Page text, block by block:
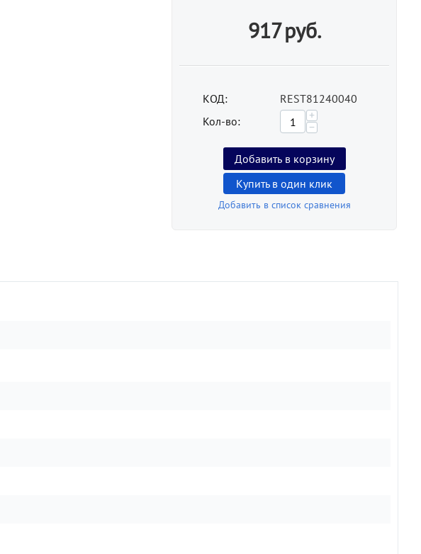
917руб.
КОД:
REST81240040
Кол-во:
+
−
Добавить в корзину
Купить в один клик
Добавить в список сравнения